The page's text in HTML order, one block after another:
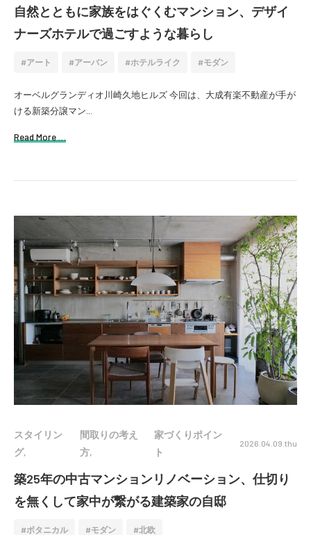
自然とともに家族をはぐくむマンション、デザイ
ナーズホテルで過ごすような暮らし
アート アーバン ホテルライク モダン
オーベルグランディオ川崎久地ヒルズ 今回は、大成有楽不動産が手が
ける新築分譲マン...
Read More …
スタイリン
グ
間取りの考え
方
家づくりポイン
ト
2026.04.09.thu
築25年の中古マンションリノベーション、仕切り
を無くして家中が繋がる建築家の自邸
ボタニカル モダン 北欧